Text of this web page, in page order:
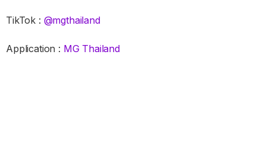
TikTok : @mgthailand
Application : MG Thailand